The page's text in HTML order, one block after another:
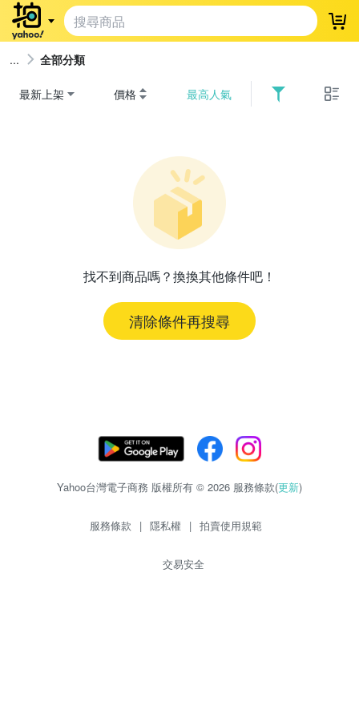
登
全部分類
最新上架 價格 最高人氣
找不到商品嗎？換換其他條件吧！
清除條件再搜尋
Yahoo台灣電子商務 版權所有 © 2026 服務條款(更新)
服務條款 | 隱私權 | 拍賣使用規範
交易安全